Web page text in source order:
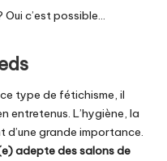
c’est possible…
type de fétichisme, il
entretenus. L’hygiène, la
d’une grande importance.
adepte des salons de